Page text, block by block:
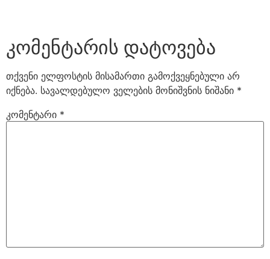
კომენტარის დატოვება
თქვენი ელფოსტის მისამართი გამოქვეყნებული არ
იქნება. სავალდებულო ველების მონიშვნის ნიშანი *
კომენტარი *